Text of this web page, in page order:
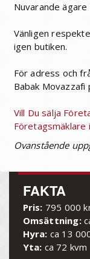
Nuvarande
Vänligen
igen butiken.
För adress och
Babak
Vill Du sälja
Ovanstående
FAKTA
Pris: 795 000
Omsättning:
Hyra: ca 13
Yta: ca 72 kvm